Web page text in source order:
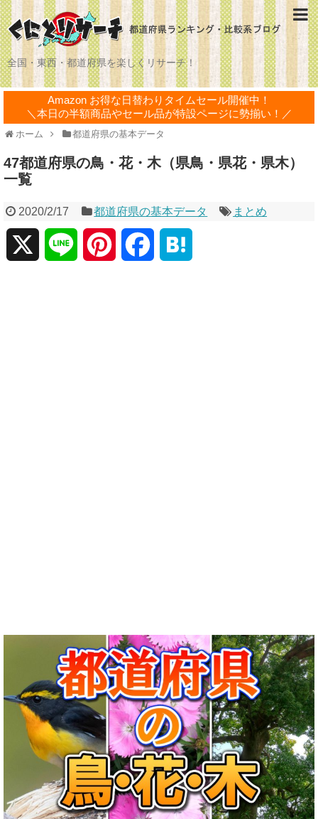
全国・東西・都道府県を楽しくリサーチ！
Amazon お得な日替わりタイムセール開催中！
＼本日の半額商品やセール品が特設ページに勢揃い！／
ホーム 都道府県の基本データ
47都道府県の鳥・花・木（県鳥・県花・県木）
一覧
2020/2/17 都道府県の基本データ まとめ